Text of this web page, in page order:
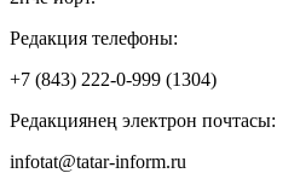
Редакция телефоны:
+7 (843) 222-0-999 (1304)
Редакциянең электрон почтасы:
infotat@tatar-inform.ru